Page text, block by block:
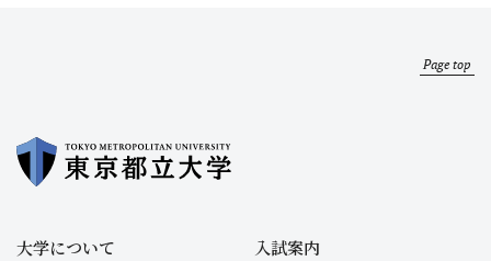
Page top
大学について
入試案内